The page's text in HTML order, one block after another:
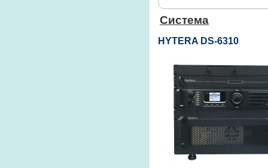
Система
HYTERA DS-6310